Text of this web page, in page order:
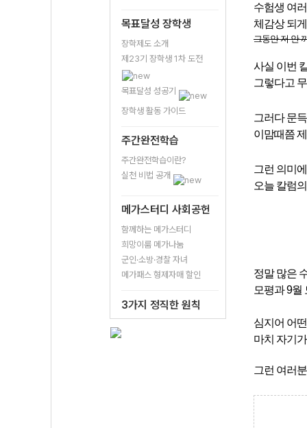
목표달성 장학생
장학제도 소개
제23기 장학생 1차 도전
목표달성 성공기
장학생 활동 가이드
주간완전학습
주간완전학습이란?
실천 비법 공개
메가스터디 사회공헌
함께하는 메가스터디
희망이룸 메가나눔
군인·소방·경찰 자녀
메가패스 형제자매 할인
3가지 정직한 원칙
수험생 여
체감상 되
그동안 저 안
사실 이번
그렇다고
그러다 문
이맘때쯤
그런 의미
오늘 칼럼
정말 많은
모평과 9월
심지어 어
마치 자기
그런 여러